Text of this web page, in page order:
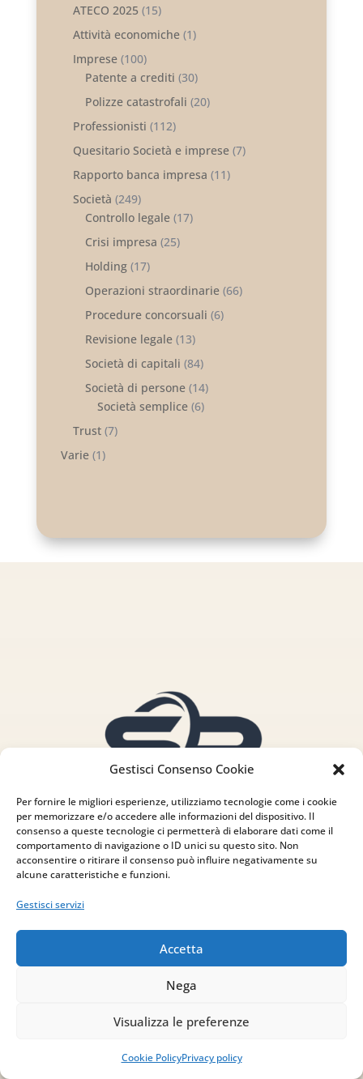
Gestisci Consenso Cookie
Per fornire le migliori esperienze, utilizziamo tecnologie come i cookie
per memorizzare e/o accedere alle informazioni del dispositivo. Il
consenso a queste tecnologie ci permetterà di elaborare dati come il
comportamento di navigazione o ID unici su questo sito. Non
acconsentire o ritirare il consenso può influire negativamente su
alcune caratteristiche e funzioni.
Gestisci servizi
Accetta
Nega
Visualizza le preferenze
Cookie PolicyPrivacy policy
ATECO 2025 (15)
Attività economiche(1)
Imprese(100)
Patente a crediti (30)
Polizze catastrofali (20)
Professionisti (112)
Quesitario Società e imprese(7)
Rapporto banca impresa (11)
Società (249)
Controllo legale(17)
Crisi impresa (25)
Holding(17)
Operazioni straordinarie(66)
Procedure concorsuali (6)
Revisione legale(13)
Società di capitali (84)
Società di persone(14)
Società semplice(6)
Trust(7)
Varie(1)